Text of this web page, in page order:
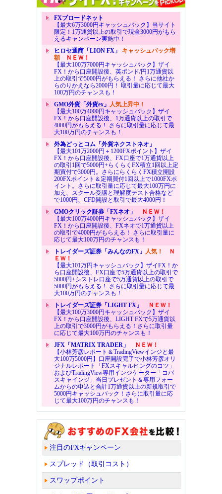
FXブロードネット
【最大6万3000円キャッシュバック】当サイト
限定！1万通貨以上の取引で現金3000円がもら
えるキャンペーン実施中！
ヒロセ通商「LION FX」 キャッシュバック増
額ＮＥＷ！
【最大100万7000円キャッシュバック】ザイ
FX！から口座開設後、英ポンド/円1万通貨以
上の取引で5000円がもらえる！ さらに他社か
らのりかえなら2000円！ 取引量に応じて最大
100万円のチャンスも！
GMO外貨「外貨ex」 人気上昇中！
【最大100万4000円キャッシュバック】ザイ
FX！から口座開設後、1万通貨以上の取引で
4000円がもらえる！ さらに取引量に応じて最
大100万円のチャンスも！
外為どっとコム「外貨ネクストネオ」
【最大101万2000円＋1200FXポイント】ザイ
FX！から口座開設後、FX口座で1万通貨以上
の取引1回で5000円+らくらくFX積立1回以上定
期買付で3000円。さらにらくらくFX積立開設
200FXポイント＆定期買付1回以上で1000FXポ
イント。さらに取引量に応じて最大100万円に
加え、スクール受講と理解度テスト合格など
で1000円、CFD開設と取引で最大4000円！
GMOクリック証券「FXネオ」
ＮＥＷ！
【最大100万4000円キャッシュバック】ザイ
FX！から口座開設後、FXネオで1万通貨以上
の取引で4000円がもらえる！ さらに取引量に
応じて最大100万円のチャンスも！
トレイダーズ証券「みんなのFX」 人気！
Ｎ
ＥＷ！
【最大101万円キャッシュバック】ザイFX！か
ら口座開設後、FX口座で5万通貨以上の取引で
5000円+シストレ口座で5万通貨以上の取引で
5000円がもらえる！ さらに取引量に応じて最
大100万円のチャンスも！
トレイダーズ証券「LIGHT FX」
ＮＥＷ！
【最大100万3000円キャッシュバック】ザイ
FX！から口座開設後、LIGHT FXで5万通貨以
上の取引で3000円がもらえる！さらに取引量
に応じて最大100万円のチャンスも！
JFX「MATRIX TRADER」
ＮＥＷ！
【小林芳彦レポート＆TradingViewインジと最
大100万5000円】口座開設完了で小林芳彦オリ
ジナルレポート「FXスキャルピングのコツ」
およびTradingView専用インジケーター「コバ
スキャインジ」当日プレゼント＆専用フォー
ムからの申込と合計1万通貨以上の新規取引で
5000円キャッシュバック！さらに取引量に応
じて最大100万円のチャンスも！
注目のFXキャンペーン
スプレッド（取引コスト）
スワップポイント